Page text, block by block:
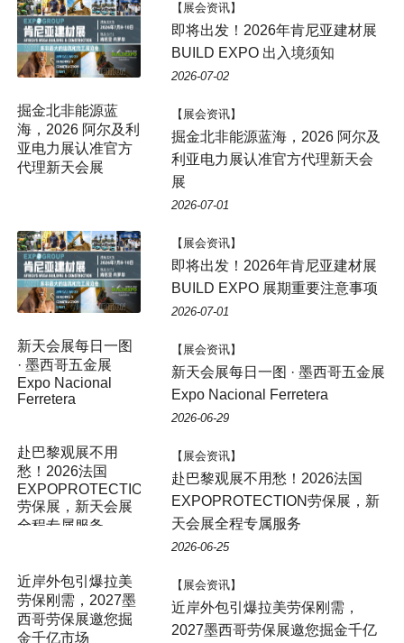
【展会资讯】
即将出发！2026年肯尼亚建材展
BUILD EXPO 出入境须知
2026-07-02
掘金北非能源蓝
海，2026 阿尔及利
亚电力展认准官方
代理新天会展
【展会资讯】
掘金北非能源蓝海，2026 阿尔及
利亚电力展认准官方代理新天会
展
2026-07-01
【展会资讯】
即将出发！2026年肯尼亚建材展
BUILD EXPO 展期重要注意事项
2026-07-01
新天会展每日一图
· 墨西哥五金展
Expo Nacional
Ferretera
【展会资讯】
新天会展每日一图 · 墨西哥五金展
Expo Nacional Ferretera
2026-06-29
赴巴黎观展不用
愁！2026法国
EXPOPROTECTION
劳保展，新天会展
全程专属服务
【展会资讯】
赴巴黎观展不用愁！2026法国
EXPOPROTECTION劳保展，新
天会展全程专属服务
2026-06-25
【展会资讯】
近岸外包引爆拉美劳保刚需，
2027墨西哥劳保展邀您掘金千亿